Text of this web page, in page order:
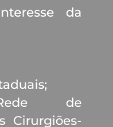
da
de
Cirurgiões-